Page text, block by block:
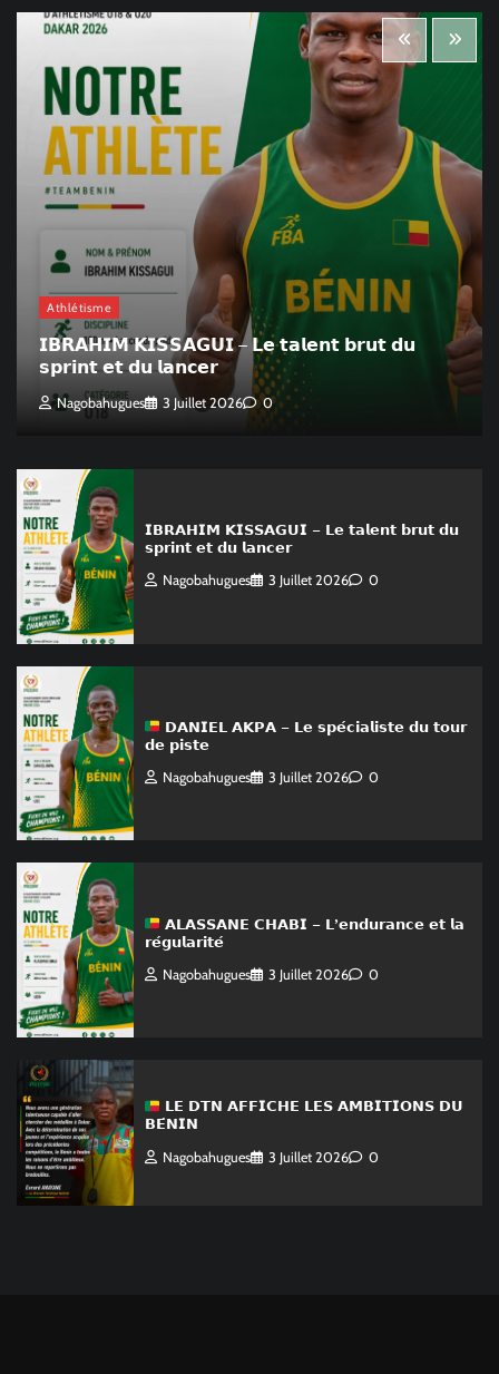
Athlétisme
𝗜𝗕𝗥𝗔𝗛𝗜𝗠 𝗞𝗜𝗦𝗦𝗔𝗚𝗨𝗜 – 𝗟𝗲 𝘁𝗮𝗹𝗲𝗻𝘁 𝗯𝗿𝘂𝘁 𝗱𝘂
𝘀𝗽𝗿𝗶𝗻𝘁 𝗲𝘁 𝗱𝘂 𝗹𝗮𝗻𝗰𝗲𝗿
Nagobahugues 3 Juillet 2026 0
𝗜𝗕𝗥𝗔𝗛𝗜𝗠 𝗞𝗜𝗦𝗦𝗔𝗚𝗨𝗜 – 𝗟𝗲 𝘁𝗮𝗹𝗲𝗻𝘁 𝗯𝗿𝘂𝘁 𝗱𝘂
𝘀𝗽𝗿𝗶𝗻𝘁 𝗲𝘁 𝗱𝘂 𝗹𝗮𝗻𝗰𝗲𝗿
Nagobahugues 3 Juillet 2026 0
𝗗𝗔𝗡𝗜𝗘𝗟 𝗔𝗞𝗣𝗔 – 𝗟𝗲 𝘀𝗽𝗲́𝗰𝗶𝗮𝗹𝗶𝘀𝘁𝗲 𝗱𝘂 𝘁𝗼𝘂𝗿
𝗱𝗲 𝗽𝗶𝘀𝘁𝗲
Nagobahugues 3 Juillet 2026 0
𝗔𝗟𝗔𝗦𝗦𝗔𝗡𝗘 𝗖𝗛𝗔𝗕𝗜 – 𝗟’𝗲𝗻𝗱𝘂𝗿𝗮𝗻𝗰𝗲 𝗲𝘁 𝗹𝗮
𝗿𝗲́𝗴𝘂𝗹𝗮𝗿𝗶𝘁𝗲́
Nagobahugues 3 Juillet 2026 0
𝗟𝗘 𝗗𝗧𝗡 𝗔𝗙𝗙𝗜𝗖𝗛𝗘 𝗟𝗘𝗦 𝗔𝗠𝗕𝗜𝗧𝗜𝗢𝗡𝗦 𝗗𝗨
𝗕𝗘́𝗡𝗜𝗡
Nagobahugues 3 Juillet 2026 0